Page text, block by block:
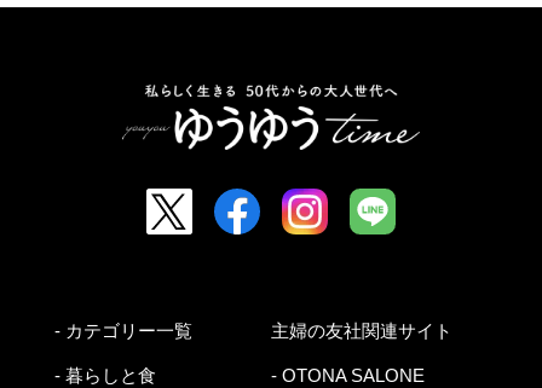
- カテゴリー一覧
- 暮らしと食
主婦の友社関連サイト
- OTONA SALONE